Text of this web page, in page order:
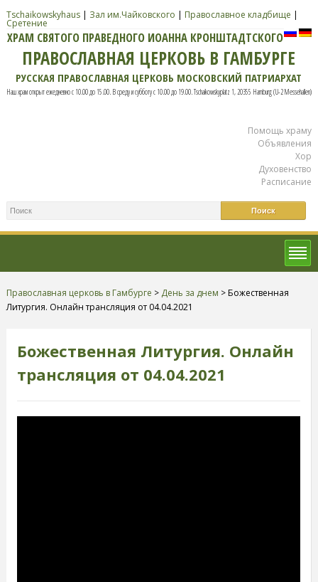
Tschaikowskyhaus| Зал им.Чайковского | Православное кладбище |
Сретение
ХРАМ СВЯТОГО ПРАВЕДНОГО ИОАННА КРОНШТАДТСКОГО
ПРАВОСЛАВНАЯ ЦЕРКОВЬ В ГАМБУРГЕ
РУССКАЯ ПРАВОСЛАВНАЯ ЦЕРКОВЬ МОСКОВСКИЙ ПАТРИАРХАТ
Наш храм открыт ежедневно с 10.00 до 15.00. В среду и субботу с 10.00 до 19.00. Tschaikowskyplatz 1, 20355 Hamburg (U-2 Messehallen)
Помощь храму
Объявления
Хор
Духовенство
Расписание
Православная церковь в Гамбурге > День за днем > Божественная
Литургия. Онлайн трансляция от 04.04.2021
Божественная Литургия. Онлайн
трансляция от 04.04.2021